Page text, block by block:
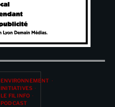
ENVIRONNEMENT
INITIATIVES
LE FIL INFO
PODCAST